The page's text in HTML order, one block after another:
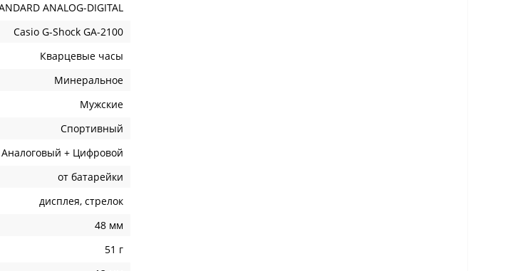
ANALOG-DIGITAL
Casio G-Shock GA-2100
Кварцевые часы
Минеральное
Мужские
Спортивный
Аналоговый + Цифровой
от батарейки
дисплея, стрелок
48 мм
51 г